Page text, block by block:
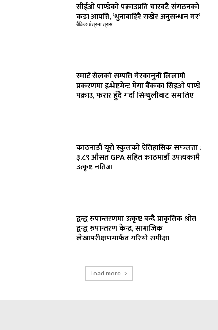
सीईओ पाण्डेको पक्राउप्रति चारवटै संगठनको
कडा आपत्ति, ‘थुनाबाहिरै राखेर अनुसन्धान गर’
बैंकिङ क्षेत्रमा त्रास
स्मार्ट सेलको सम्पत्ति गैरकानुनी लिलामी
प्रकरणमा इन्भेष्टमेन्ट मेगा बैंकका सिइओ पाण्डे
पक्राउ, फरार हुँदै गर्दा सिन्धुलीबाट समातिए
काठमाडौं यूरो स्कुलको ऐतिहासिक सफलता :
३.८९ औसत GPA सहित काठमाडौं उपत्यकामै
उत्कृष्ट नतिजा
द्वन्द्व रुपान्तरणमा उत्कृष्ट बन्दै प्राकृतिक श्रोत
द्वन्द्व रुपान्तरण केन्द्र, सामाजिक
लेखापरीक्षणमार्फत गरियो समीक्षा
Load more